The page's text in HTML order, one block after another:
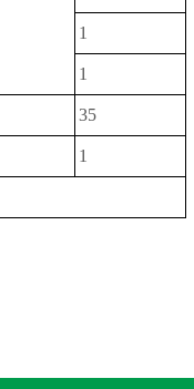
1
1
35
1